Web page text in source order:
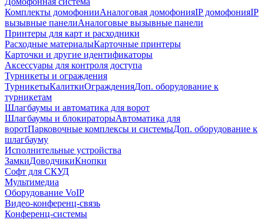
Комплекты домофонииАналоговая домофонияIP домофонияIP
вызывные панелиАналоговые вызывные панели
Принтеры для карт и расходники
Расходные материалыКарточные принтеры
Карточки и другие идентификаторы
Аксессуары для контроля доступа
Турникеты и ограждения
ТурникетыКалиткиОгражденияДоп. оборудование к
турникетам
Шлагбаумы и автоматика для ворот
Шлагбаумы и блокираторыАвтоматика для
воротПарковочные комплексы и системыДоп. оборудование к
шлагбауму
Исполнительные устройства
ЗамкиДоводчикиКнопки
Софт для СКУД
Мультимедиа
Оборудование VoIP
Видео-конференц-связь
Конференц-системы